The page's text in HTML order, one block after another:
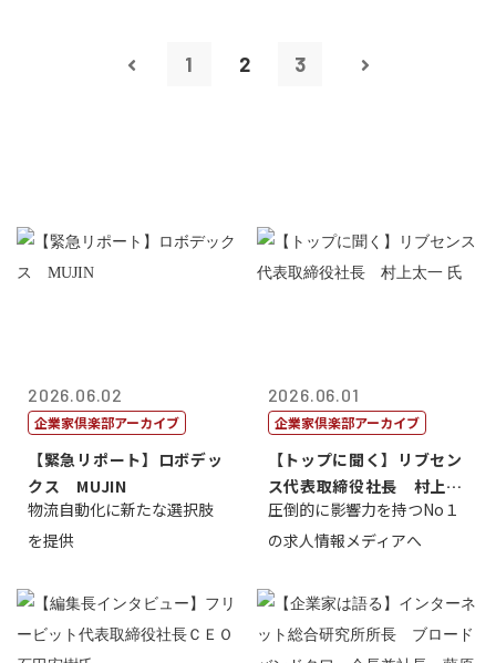
1 2 3
2026.06.02
企業家倶楽部アーカイブ
【緊急リポート】ロボデッ
クス MUJIN
物流自動化に新たな選択肢
を提供
2026.06.01
企業家倶楽部アーカイブ
【トップに聞く】リブセン
ス代表取締役社長 村上太
一 氏
圧倒的に影響力を持つNo１
の求人情報メディアへ